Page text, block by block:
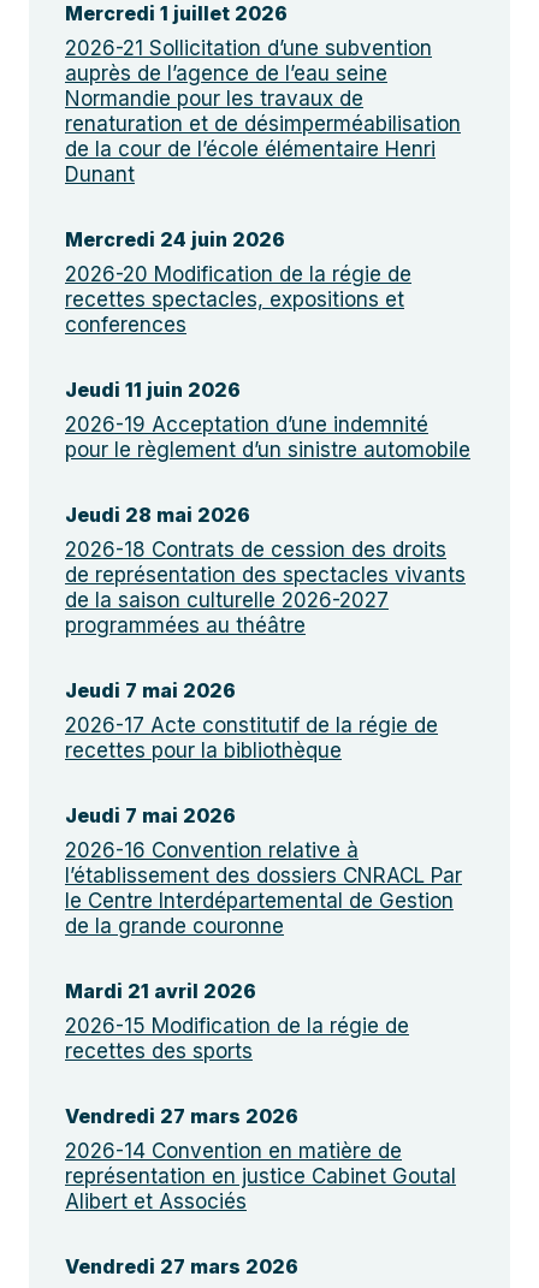
Mercredi 1 juillet 2026
2026-21 Sollicitation d’une subvention
auprès de l’agence de l’eau seine
Normandie pour les travaux de
renaturation et de désimperméabilisation
de la cour de l’école élémentaire Henri
Dunant
Mercredi 24 juin 2026
2026-20 Modification de la régie de
recettes spectacles, expositions et
conferences
Jeudi 11 juin 2026
2026-19 Acceptation d’une indemnité
pour le règlement d’un sinistre automobile
Jeudi 28 mai 2026
2026-18 Contrats de cession des droits
de représentation des spectacles vivants
de la saison culturelle 2026-2027
programmées au théâtre
Jeudi 7 mai 2026
2026-17 Acte constitutif de la régie de
recettes pour la bibliothèque
Jeudi 7 mai 2026
2026-16 Convention relative à
l’établissement des dossiers CNRACL Par
le Centre Interdépartemental de Gestion
de la grande couronne
Mardi 21 avril 2026
2026-15 Modification de la régie de
recettes des sports
Vendredi 27 mars 2026
2026-14 Convention en matière de
représentation en justice Cabinet Goutal
Alibert et Associés
Vendredi 27 mars 2026